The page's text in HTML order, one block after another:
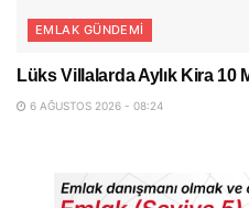
EMLAK GÜNDEMI
Lüks Villalarda Aylık Kira 10
6 AĞUSTOS 2026 - 08:24